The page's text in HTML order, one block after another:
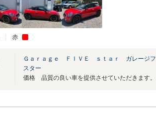
赤
Ｇａｒａｇｅ ＦＩＶＥ ｓｔａｒ ガレージフ
スター
価格 品質の良い車を提供させていただきます。